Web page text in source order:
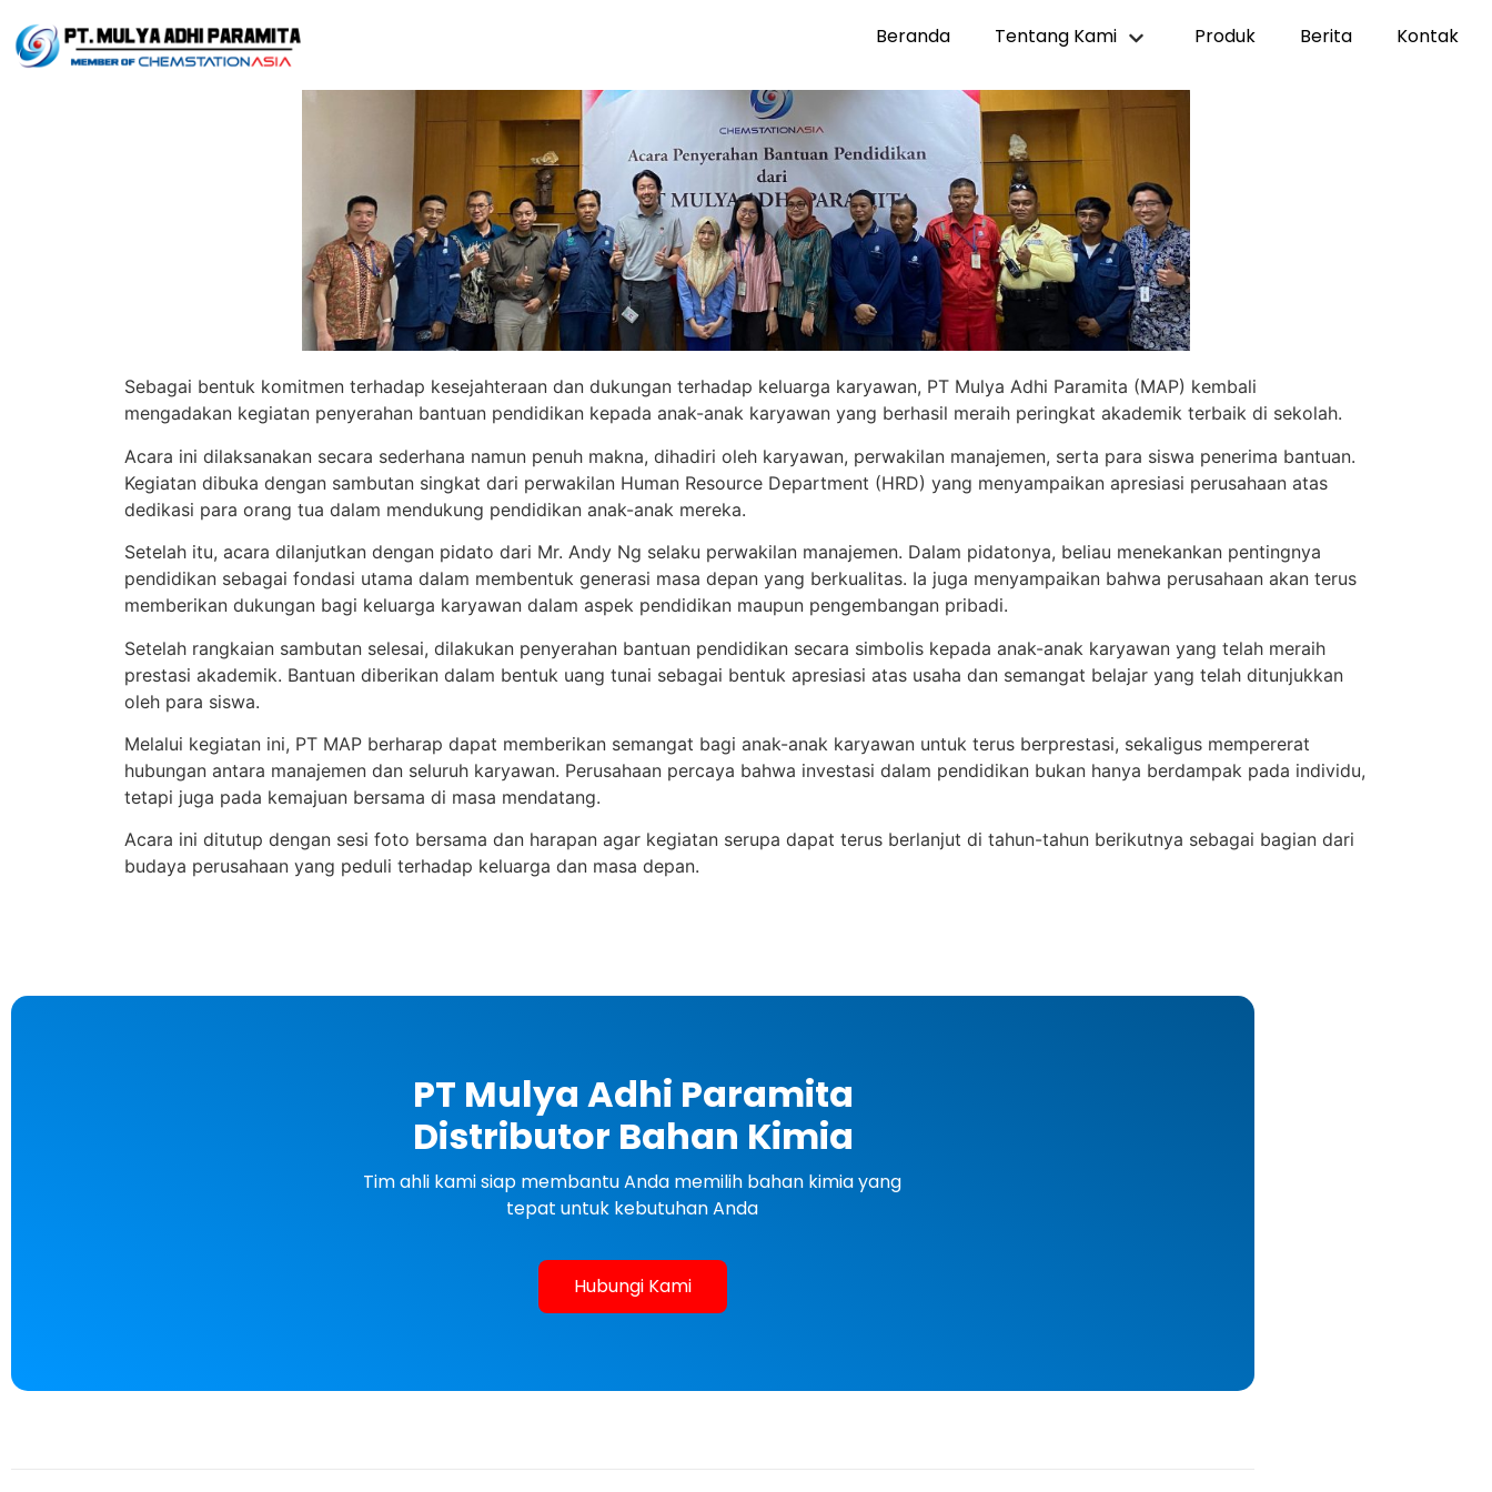
Beranda Tentang Kami Produk Berita Kontak
Sebagai bentuk komitmen terhadap kesejahteraan dan dukungan terhadap keluarga karyawan, PT Mulya Adhi Paramita (MAP) kembali
mengadakan kegiatan penyerahan bantuan pendidikan kepada anak-anak karyawan yang berhasil meraih peringkat akademik terbaik di sekolah.
Acara ini dilaksanakan secara sederhana namun penuh makna, dihadiri oleh karyawan, perwakilan manajemen, serta para siswa penerima bantuan.
Kegiatan dibuka dengan sambutan singkat dari perwakilan Human Resource Department (HRD) yang menyampaikan apresiasi perusahaan atas
dedikasi para orang tua dalam mendukung pendidikan anak-anak mereka.
Setelah itu, acara dilanjutkan dengan pidato dari Mr. Andy Ng selaku perwakilan manajemen. Dalam pidatonya, beliau menekankan pentingnya
pendidikan sebagai fondasi utama dalam membentuk generasi masa depan yang berkualitas. Ia juga menyampaikan bahwa perusahaan akan terus
memberikan dukungan bagi keluarga karyawan dalam aspek pendidikan maupun pengembangan pribadi.
Setelah rangkaian sambutan selesai, dilakukan penyerahan bantuan pendidikan secara simbolis kepada anak-anak karyawan yang telah meraih
prestasi akademik. Bantuan diberikan dalam bentuk uang tunai sebagai bentuk apresiasi atas usaha dan semangat belajar yang telah ditunjukkan
oleh para siswa.
Melalui kegiatan ini, PT MAP berharap dapat memberikan semangat bagi anak-anak karyawan untuk terus berprestasi, sekaligus mempererat
hubungan antara manajemen dan seluruh karyawan. Perusahaan percaya bahwa investasi dalam pendidikan bukan hanya berdampak pada individu,
tetapi juga pada kemajuan bersama di masa mendatang.
Acara ini ditutup dengan sesi foto bersama dan harapan agar kegiatan serupa dapat terus berlanjut di tahun-tahun berikutnya sebagai bagian dari
budaya perusahaan yang peduli terhadap keluarga dan masa depan.
PT Mulya Adhi Paramita
Distributor Bahan Kimia
Tim ahli kami siap membantu Anda memilih bahan kimia yang
tepat untuk kebutuhan Anda
Hubungi Kami